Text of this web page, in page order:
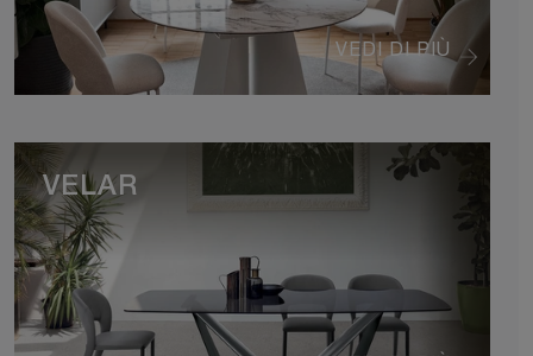
VEDI DI PIÙ
VELAR